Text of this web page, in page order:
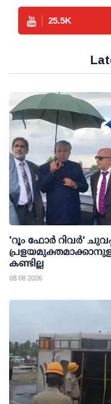
25.5K
'റൂം ഫോര്‍ റിവര്‍'
കണ്ടില്ല
08 08 2026